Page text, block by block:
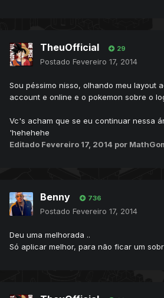
TheuOfficial 29
Postado Fevereiro 17, 2014
Sou péssimo nisso, olhando meu layout
account e online e o pokemon sobre o
Vc's acham que se eu continuar nessa
'hehehehe
Editado Fevereiro 17, 2014 por
Benny 736
Postado Fevereiro 17, 2014
Deu uma melhorada ..
Só aplicar melhor, para não ficar um